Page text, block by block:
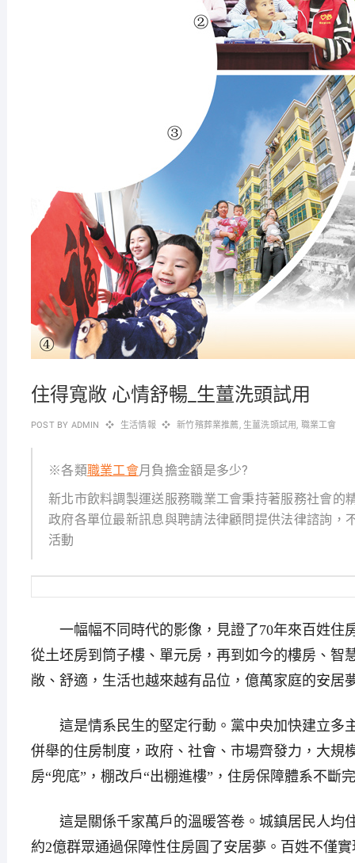
住得寬敞 心情舒暢_生薑洗頭試用
POST BY ADMIN 生活情報 新竹殯葬業推薦, 生薑洗頭試用, 職業工會
※各類職業工會月負擔金額是多少?
新北市飲料調製運送服務職業工會秉持著服務社會的
政府各單位最新訊息與聘請法律顧問提供法律諮詢，
活動
一幅幅不同時代的影像，見證了70年來百姓住
從土坯房到筒子樓、單元房，再到如今的樓房、智
敞、舒適，生活也越來越有品位，億萬家庭的安居
這是情系民生的堅定行動。黨中央加快建立多
併舉的住房制度，政府、社會、市場齊發力，大規
房“兜底”，棚改戶“出棚進樓”，住房保障體系不斷
這是關係千家萬戶的溫暖答卷。城鎮居民人均
約2億群眾通過保障性住房圓了安居夢。百姓不僅